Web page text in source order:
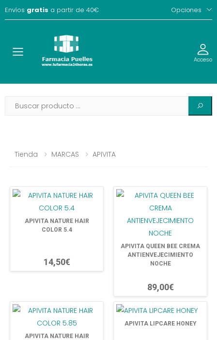
Envíos gratis a partir de 40€ Opciones
Toggle Acceso
Tienda MARCAS APIVITA
APIVITA NATURE HAIR
COLOR 5.4
14,50€
APIVITA QUEEN BEE CREMA
ANTIENVEJECIMIENTO
NOCHE
89,00€
APIVITA NATURE HAIR
APIVITA LIPCARE HONEY